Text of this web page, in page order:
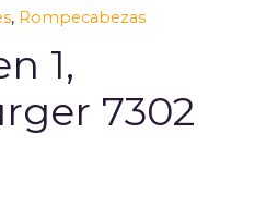
, Rompecabezas
1,
7302